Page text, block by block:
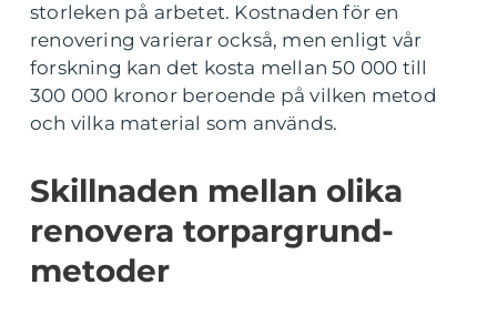
storleken på arbetet. Kostnaden för en
renovering varierar också, men enligt vår
forskning kan det kosta mellan 50 000 till
300 000 kronor beroende på vilken metod
och vilka material som används.
Skillnaden mellan olika
renovera torpargrund-
metoder